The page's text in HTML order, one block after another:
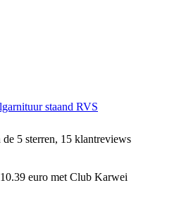
staand RVS
5 sterren, 15 klantreviews
euro met Club Karwei